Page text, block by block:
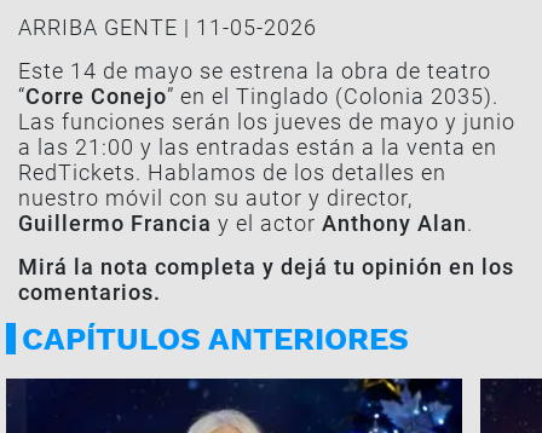
ARRIBA GENTE | 11-05-2026
Este 14 de mayo se estrena la obra de teatro
“Corre Conejo” en el Tinglado (Colonia 2035).
Las funciones serán los jueves de mayo y junio
a las 21:00 y las entradas están a la venta en
RedTickets. Hablamos de los detalles en
nuestro móvil con su autor y director,
Guillermo Francia y el actor Anthony Alan.
Mirá la nota completa y dejá tu opinión en los
comentarios.
CAPÍTULOS ANTERIORES